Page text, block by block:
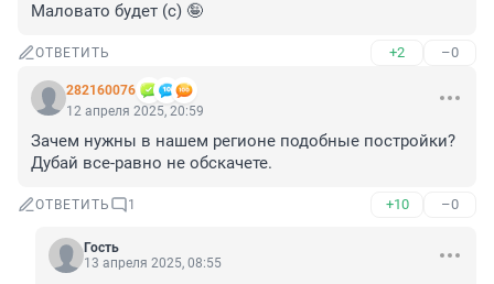
Маловато будет (с) 🤪
ОТВЕТИТЬ +2 –0
282160076
12 апреля 2025, 20:59
Зачем нужны в нашем регионе подобные постройки?
Дубай все-равно не обскачете.
ОТВЕТИТЬ 1 +10 –0
Гость
13 апреля 2025, 08:55